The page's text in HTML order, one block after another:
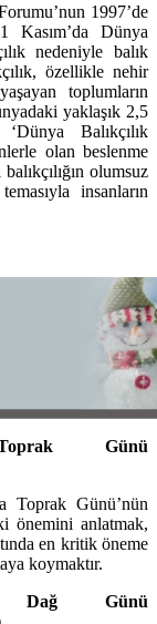
1997’de
Kasım’da Dünya
nedeniyle balık
özellikle nehir
toplumların
yaklaşık 2,5
Balıkçılık
olan beslenme
olumsuz
insanların
Günü
Toprak Günü’nün
önemini anlatmak,
en kritik öneme
koymaktır.
Dağ Günü